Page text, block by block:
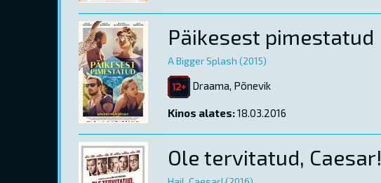
Päikesest pimestatud
A Bigger Splash (2015)
Draama, Põnevik
Kinos alates:18.03.2016
Ole tervitatud, Caesar!